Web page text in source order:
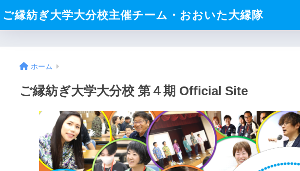
ご縁紡ぎ大学大分校主催チーム・おおいた大縁隊
ホーム
ご縁紡ぎ大学大分校 第４期 Official Site